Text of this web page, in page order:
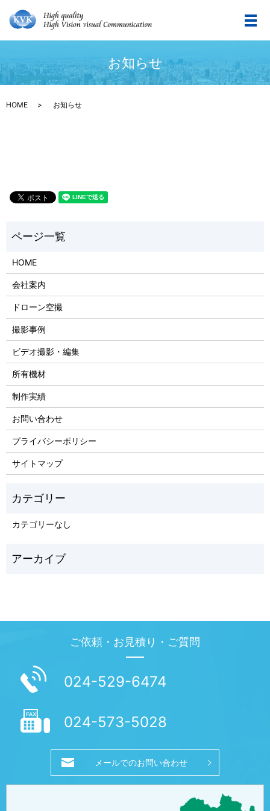
メ
お知らせ
HOME お知らせ
HOME
会社案内
ドローン空撮
撮影事例
ビデオ撮影・編集
所有機材
制作実績
お問い合わせ
プライバシーポリシー
サイトマップ
カテゴリーなし
ご依頼・お見積り・ご質問
024-529-6474
024-573-5028
メールでのお問い合わせ